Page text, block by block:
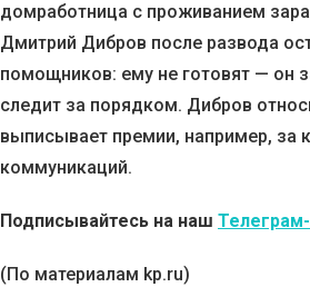
домработница с проживанием
Дмитрий Дибров после развода
помощников: ему не готовят — он
следит за порядком. Дибров
выписывает премии, например, за
коммуникаций.
Подписывайтесь на наш
(По материалам kp.ru)